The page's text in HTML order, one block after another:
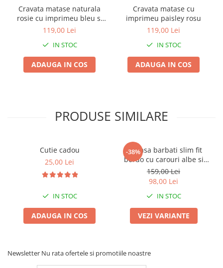
Cravata matase naturala
rosie cu imprimeu bleu si
bej
119,00 Lei
IN STOC
ADAUGA IN COS
Cravata matase cu
imprimeu paisley rosu
119,00 Lei
IN STOC
ADAUGA IN COS
PRODUSE SIMILARE
Cutie cadou
25,00 Lei
IN STOC
ADAUGA IN COS
-38%
Camasa barbati slim fit
bordo cu carouri albe si
bleumarin
159,00 Lei
98,00 Lei
IN STOC
VEZI VARIANTE
Newsletter Nu rata ofertele si promotiile noastre